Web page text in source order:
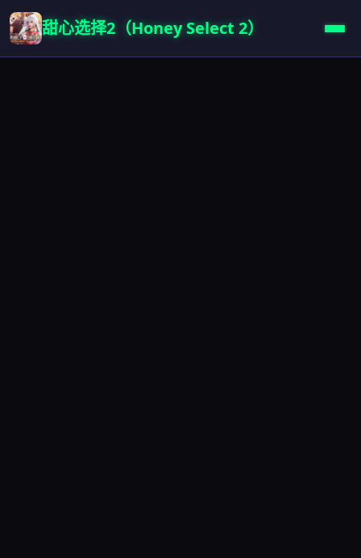
甜心选择2（Honey Select 2）